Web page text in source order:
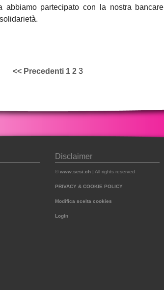
abbiamo partecipato con la nostra
<< Precedenti 1 2 3
Disclaimer
© www.sesi.ch | All rights reserved
PRIVACY & COOKIE POLICY
Modifica scelta cookies
Login